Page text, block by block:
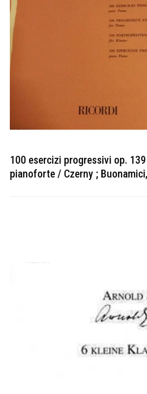
100 esercizi progressivi op.
pianoforte / Czerny ;